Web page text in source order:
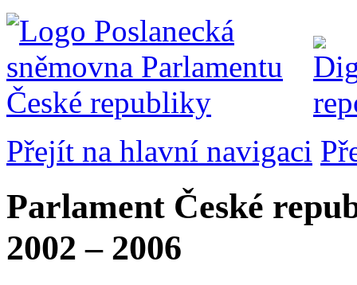
Přejít na hlavní navigaci
Parlament České
2002 – 2006